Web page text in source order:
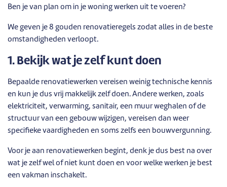
Ben je van plan om in je woning werken uit te voeren?
We geven je 8 gouden renovatieregels zodat alles in de beste
omstandigheden verloopt.
1. Bekijk wat je zelf kunt doen
Bepaalde renovatiewerken vereisen weinig technische kennis
en kun je dus vrij makkelijk zelf doen. Andere werken, zoals
elektriciteit, verwarming, sanitair, een muur weghalen of de
structuur van een gebouw wijzigen, vereisen dan weer
specifieke vaardigheden en soms zelfs een bouwvergunning.
Voor je aan renovatiewerken begint, denk je dus best na over
wat je zelf wel of niet kunt doen en voor welke werken je best
een vakman inschakelt.